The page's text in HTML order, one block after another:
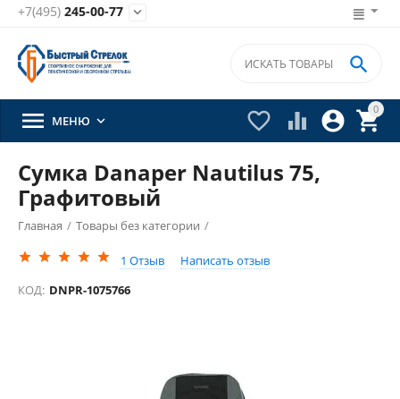
+7(495) 245-00-77 
0


 

 МЕНЮ 
Сумка Danaper Nautilus 75,
Графитовый
Главная / Товары без категории /
1 Отзыв
Написать отзыв
КОД: DNPR-1075766